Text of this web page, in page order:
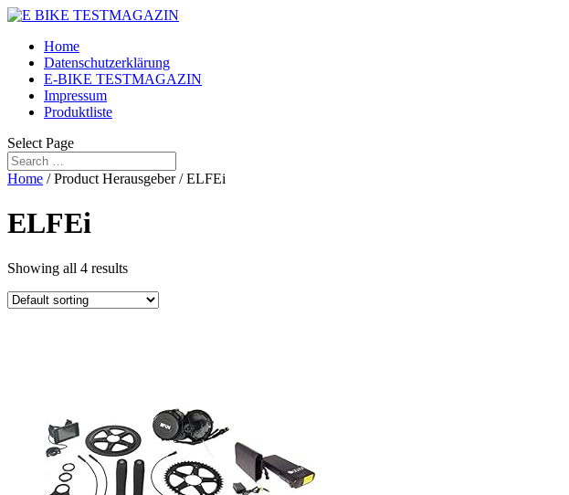
Home
Datenschutzerklärung
E-BIKE TESTMAGAZIN
Impressum
Produktliste
Select Page
Home / Product Herausgeber / ELFEi
ELFEi
Showing all 4 results